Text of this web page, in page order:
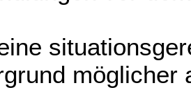
möglicher